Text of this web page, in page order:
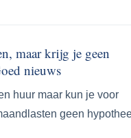
maar krijg je geen
nieuws
huur maar kun je voor
geen